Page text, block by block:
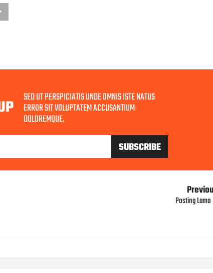
SED UT PERSPICIATIS UNDE OMNIS ISTE NATUS
ERROR SIT VOLUPTATEM ACCUSANTIUM
DOLOREMQUE.
Posting Lama